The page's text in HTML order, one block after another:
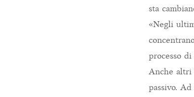
sta
«Negli
processo
Anche altri
passivo.